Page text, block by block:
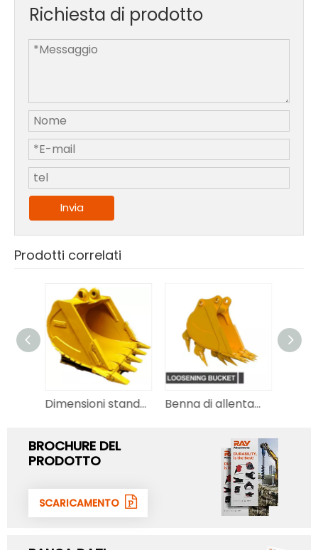
Richiesta di prodotto
Invia
Prodotti correlati
Benna di allentamento per benna dell'escavatore Benna per miniescavatore di alta qualità per benna per escavatore in vendita
BROCHURE DEL
PRODOTTO
SCARICAMENTO